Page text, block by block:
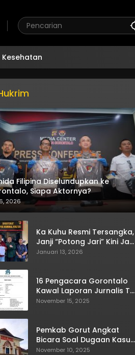
Kesehatan
Filipina Diselundupkan ke
Siapa Aktornya?
2026
Ka Kuhu Resmi Tersangka,
Janji “Potong Jari” Kini Jadi
Bumerang
Januari 13, 2026
16 Pengacara Gorontalo
Kawal Laporan Jurnalis TV
One
November 15, 2025
Pemkab Gorut Angkat
Bicara Soal Dugaan Kasus
Asusila Oknum ASN
November 10, 2025